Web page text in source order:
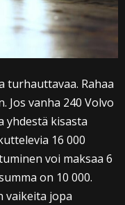
turhauttavaa. Rahaa
Jos vanha 240 Volvo
yhdestä kisasta
16 000
voi maksaa 6
on 10 000.
vaikeita jopa